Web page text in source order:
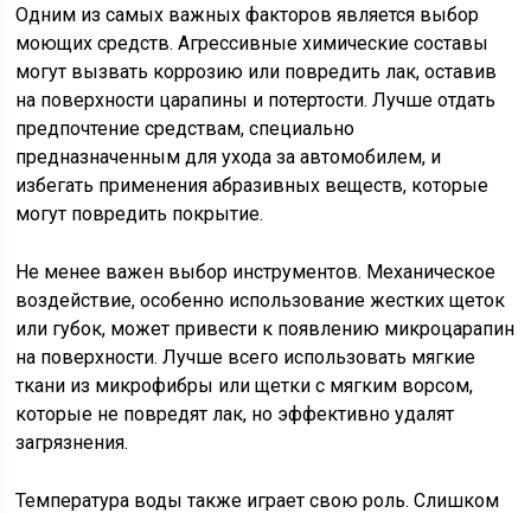
Одним из самых важных факторов является выбор
моющих средств. Агрессивные химические составы
могут вызвать коррозию или повредить лак, оставив
на поверхности царапины и потертости. Лучше отдать
предпочтение средствам, специально
предназначенным для ухода за автомобилем, и
избегать применения абразивных веществ, которые
могут повредить покрытие.
Не менее важен выбор инструментов. Механическое
воздействие, особенно использование жестких щеток
или губок, может привести к появлению микроцарапин
на поверхности. Лучше всего использовать мягкие
ткани из микрофибры или щетки с мягким ворсом,
которые не повредят лак, но эффективно удалят
загрязнения.
Температура воды также играет свою роль. Слишком